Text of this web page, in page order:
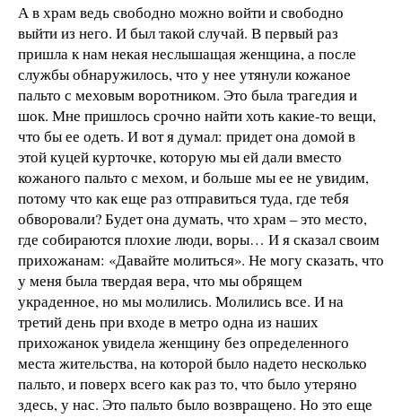
А в храм ведь свободно можно войти и свободно
выйти из него. И был такой случай. В первый раз
пришла к нам некая неслышащая женщина, а после
службы обнаружилось, что у нее утянули кожаное
пальто с меховым воротником. Это была трагедия и
шок. Мне пришлось срочно найти хоть какие-то вещи,
что бы ее одеть. И вот я думал: придет она домой в
этой куцей курточке, которую мы ей дали вместо
кожаного пальто с мехом, и больше мы ее не увидим,
потому что как еще раз отправиться туда, где тебя
обворовали? Будет она думать, что храм – это место,
где собираются плохие люди, воры… И я сказал своим
прихожанам: «Давайте молиться». Не могу сказать, что
у меня была твердая вера, что мы обрящем
украденное, но мы молились. Молились все. И на
третий день при входе в метро одна из наших
прихожанок увидела женщину без определенного
места жительства, на которой было надето несколько
пальто, и поверх всего как раз то, что было утеряно
здесь, у нас. Это пальто было возвращено. Но это еще